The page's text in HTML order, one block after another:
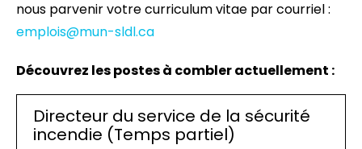
nous parvenir votre curriculum vitae par courriel :
emplois@mun-sldl.ca
Découvrez les postes à combler actuellement :
Directeur du service de la sécurité
incendie (Temps partiel)